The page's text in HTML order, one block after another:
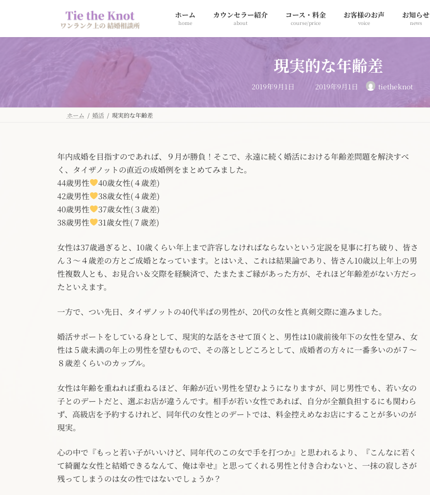
ン
プ
ー
動
ホーム
home
カウンセラー紹介
about
コース・料金
course/price
お客様のお声
voice
お知らせ
news
現実的な年齢差
2019年9月1日 最
終
日
2019年9月1日 tietheknot
ホーム 婚活 現実的な年齢差
年内成婚を目指すのであれば、９月が勝負！そこで、永遠に続く婚活における年齢差問題を解決すべ
く、タイザノットの直近の成婚例をまとめてみました。
44歳男性
40歳女性(４歳差)
42歳男性
38歳女性(４歳差)
40歳男性
37歳女性(３歳差)
38歳男性
31歳女性(７歳差)
女性は37歳過ぎると、10歳くらい年上まで許容しなければならないという定説を見事に打ち破り、皆さ
ん３～４歳差の方とご成婚となっています。とはいえ、これは結果論であり、皆さん10歳以上年上の男
性複数人とも、お見合い＆交際を経験済で、たまたまご縁があった方が、それほど年齢差がない方だっ
たといえます。
一方で、つい先日、タイザノットの40代半ばの男性が、20代の女性と真剣交際に進みました。
婚活サポートをしている身として、現実的な話をさせて頂くと、男性は10歳前後年下の女性を望み、女
性は５歳未満の年上の男性を望むもので、その落としどころとして、成婚者の方々に一番多いのが７～
８歳差くらいのカップル。
女性は年齢を重ねれば重ねるほど、年齢が近い男性を望むようになりますが、同じ男性でも、若い女の
子とのデートだと、選ぶお店が違うんです。相手が若い女性であれば、自分が全額負担するにも関わら
ず、高級店を予約するけれど、同年代の女性とのデートでは、料金控えめなお店にすることが多いのが
現実。
心の中で『もっと若い子がいいけど、同年代のこの女で手を打つか』と思われるより、『こんなに若く
て綺麗な女性と結婚できるなんて、俺は幸せ』と思ってくれる男性と付き合わないと、一抹の寂しさが
残ってしまうのは女の性ではないでしょうか？